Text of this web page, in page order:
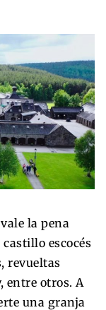
la pena
escocés
revueltas
entre otros. A
una granja